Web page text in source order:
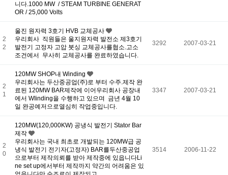
니다.1000 MW / STEAM TURBINE GENERAT
OR / 25,000 Volts
2
2
울진 원자력 3호기 HVB 교체공사
우리회사 직원들은 울지원자력 발전소 제3호기
발전기 고정자 고압 붓싱 교체공사를협소.고소
조건에서 무사히 교체공사를 완료하였습니다.
3292 2007-03-21
2
1
120MW SHOP내 Winding
우리회사는 두산중공업(주)로 부터 수주.제작 완
료된 120MW BAR제작에 이어우리회사 공장내
에서 WIinding을 수행하고 있으며 금년 4월 10
일 완공예저으로열심히 작업중입니다.
3347 2007-03-21
2
0
120MW(120,000KW) 공냉식 발전기 Stator Bar
제작
우리회사는 국내 최초로 개발되는 120MW급 공
냉식 발전기 전기자(고정자) BAR를두산중공업
으로부터 제작의뢰를 받아 제작중에 있읍니다Li
ne set up에서부터 제작까지 약간의 어려움은 있
3514 2006-11-22